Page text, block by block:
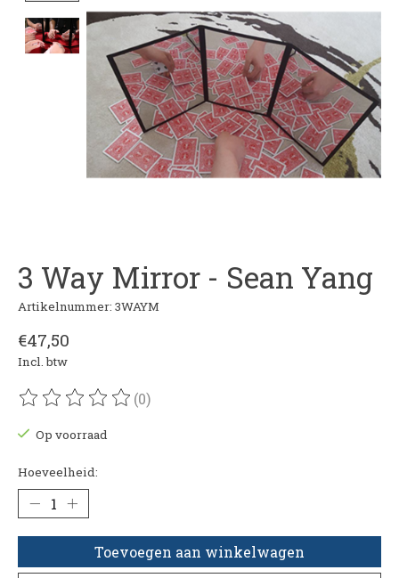
3 Way Mirror - Sean Yang
Artikelnummer: 3WAYM
€47,50
Incl. btw
De beoordeling van dit product is
(0)
Op voorraad
Hoeveelheid:
Toevoegen aan winkelwagen